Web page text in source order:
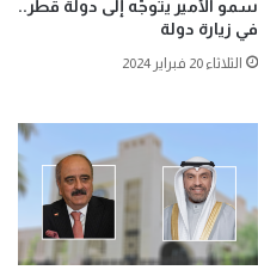
سمو الأمير يتوجّه إلى دولة قطر..
في زيارة دولة
الثلاثاء 20 فبراير 2024